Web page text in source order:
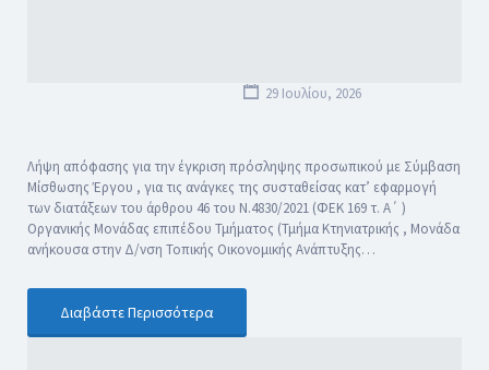
29 Ιουλίου, 2026
Λήψη απόφασης για την έγκριση πρόσληψης προσωπικού με Σύμβαση
Μίσθωσης Έργου , για τις ανάγκες της συσταθείσας κατ’ εφαρμογή
των διατάξεων του άρθρου 46 του Ν.4830/2021 (ΦΕΚ 169 τ. Α΄ )
Οργανικής Μονάδας επιπέδου Τμήματος (Τμήμα Κτηνιατρικής , Μονάδα
ανήκουσα στην Δ/νση Τοπικής Οικονομικής Ανάπτυξης…
Διαβάστε Περισσότερα